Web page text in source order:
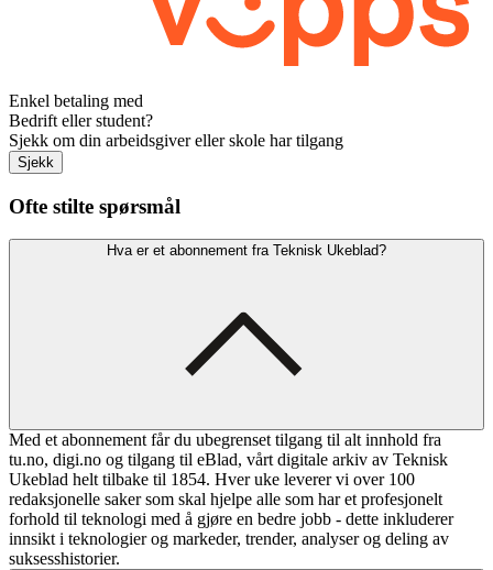
Enkel betaling med
Bedrift eller student?
Sjekk om din arbeidsgiver eller skole har tilgang
Sjekk
Ofte stilte spørsmål
Hva er et abonnement fra Teknisk Ukeblad?
Med et abonnement får du ubegrenset tilgang til alt innhold fra
tu.no, digi.no og tilgang til eBlad, vårt digitale arkiv av Teknisk
Ukeblad helt tilbake til 1854. Hver uke leverer vi over 100
redaksjonelle saker som skal hjelpe alle som har et profesjonelt
forhold til teknologi med å gjøre en bedre jobb - dette inkluderer
innsikt i teknologier og markeder, trender, analyser og deling av
suksesshistorier.